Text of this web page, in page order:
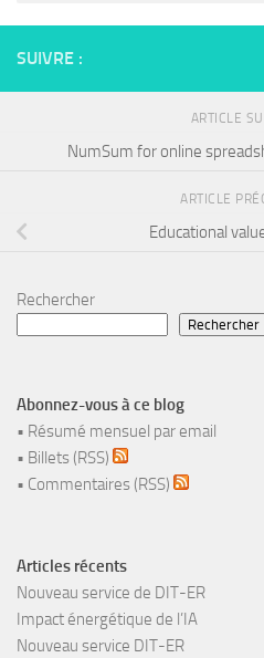
SUIVRE :
ARTICLE
NumSum for online
ARTICLE
Educational
Rechercher
Rechercher
Abonnez-vous à ce blog
• Résumé mensuel par email
• Billets (RSS)
• Commentaires (RSS)
Articles récents
Nouveau service de DIT-ER
Impact énergétique de l’IA
Nouveau service DIT-ER